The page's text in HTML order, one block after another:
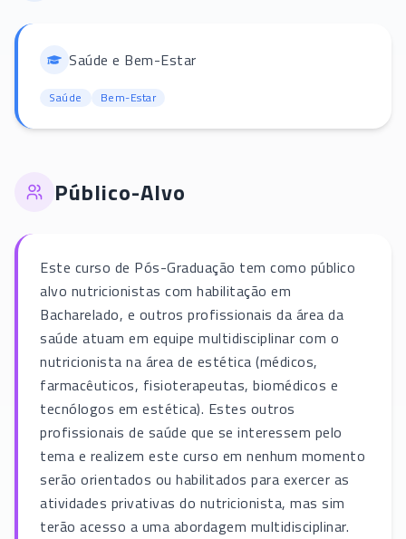
Saúde e Bem-Estar
Saúde Bem-Estar
Público-Alvo
Este curso de Pós-Graduação tem como público
alvo nutricionistas com habilitação em
Bacharelado, e outros profissionais da área da
saúde atuam em equipe multidisciplinar com o
nutricionista na área de estética (médicos,
farmacêuticos, fisioterapeutas, biomédicos e
tecnólogos em estética). Estes outros
profissionais de saúde que se interessem pelo
tema e realizem este curso em nenhum momento
serão orientados ou habilitados para exercer as
atividades privativas do nutricionista, mas sim
terão acesso a uma abordagem multidisciplinar.